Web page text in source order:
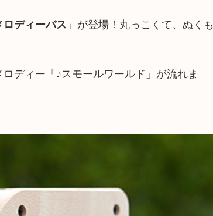
ロディーバス 」が登場！丸っこくて、ぬくも
ディー「♪スモールワールド」が流れま